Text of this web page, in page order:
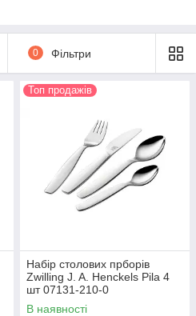
0 Фільтри
Топ продажів
Набір столових прборів
Zwilling J. A. Henckels Pila 4
шт 07131-210-0
В наявності